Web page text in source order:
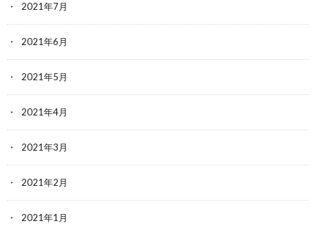
2021年7月
2021年6月
2021年5月
2021年4月
2021年3月
2021年2月
2021年1月